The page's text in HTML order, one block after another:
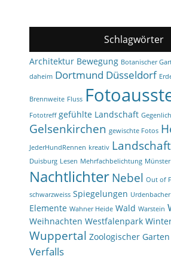
Schlagwörter
Architektur Bewegung Botanischer
daheim Dortmund Düsseldorf
Brennweite Fluss
Fototreff gefühlte Landschaft
Gelsenkirchen gewischte Fotos
JederHundRennen kreativ Landschaft
Duisburg Lesen Mehrfachbelichtung Münster
NachtlichterNebel Out of
schwarzweiss Spiegelungen
Elemente Wahner Heide Wald Warstein
Weihnachten Westfalenpark
Wuppertal Zoologischer Garten
Verfalls